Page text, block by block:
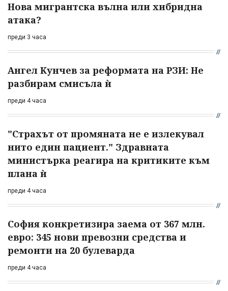
Нова мигрантска вълна или хибридна
атака?
преди 3 часа
Ангел Кунчев за реформата на РЗИ: Не
разбирам смисъла ѝ
преди 4 часа
"Страхът от промяната не е излекувал
нито един пациент." Здравната
министърка реагира на критиките към
плана ѝ
преди 4 часа
София конкретизира заема от 367 млн.
евро: 345 нови превозни средства и
ремонти на 20 булеварда
преди 4 часа